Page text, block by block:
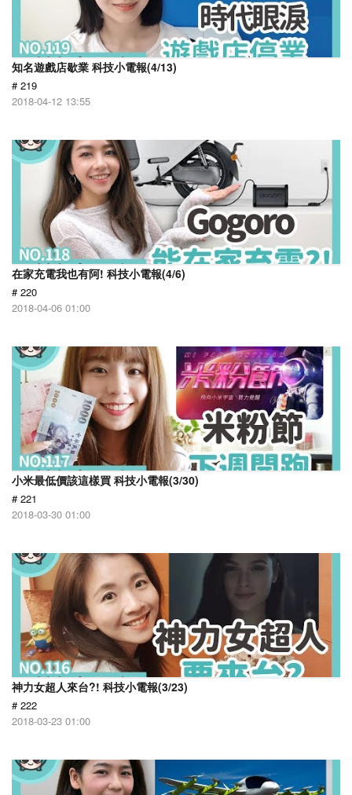
知名遊戲店歇業 科技小電報(4/13)
# 219
2018-04-12 13:55
在家充電我也有阿! 科技小電報(4/6)
# 220
2018-04-06 01:00
小米最低價該這樣買 科技小電報(3/30)
# 221
2018-03-30 01:00
神力女超人來台?! 科技小電報(3/23)
# 222
2018-03-23 01:00